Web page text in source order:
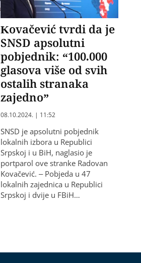
Kovačević tvrdi da je
SNSD apsolutni
pobjednik: “100.000
glasova više od svih
ostalih stranaka
zajedno”
08.10.2024. | 11:52
SNSD je apsolutni pobjednik
lokalnih izbora u Republici
Srpskoj i u BiH, naglasio je
portparol ove stranke Radovan
Kovačević. – Pobjeda u 47
lokalnih zajednica u Republici
Srpskoj i dvije u FBiH…